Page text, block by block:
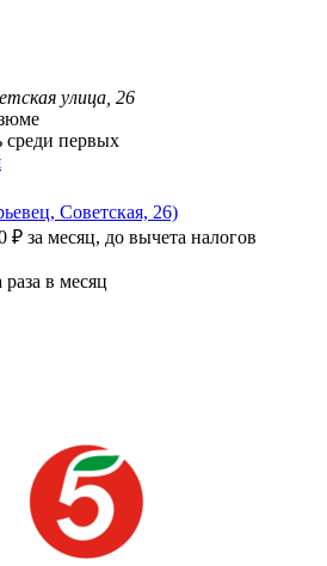
улица, 26
среди первых
Советская, 26)
₽ за месяц, до вычета налогов
в месяц